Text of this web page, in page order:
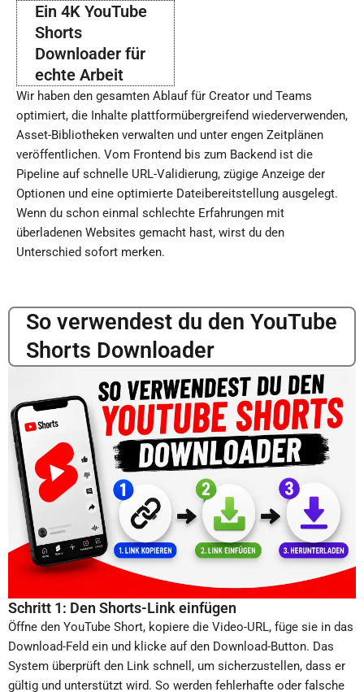
Ein 4K YouTube
Shorts
Downloader für
echte Arbeit
Wir haben den gesamten Ablauf für Creator und Teams
optimiert, die Inhalte plattformübergreifend wiederverwenden,
Asset-Bibliotheken verwalten und unter engen Zeitplänen
veröffentlichen. Vom Frontend bis zum Backend ist die
Pipeline auf schnelle URL-Validierung, zügige Anzeige der
Optionen und eine optimierte Dateibereitstellung ausgelegt.
Wenn du schon einmal schlechte Erfahrungen mit
überladenen Websites gemacht hast, wirst du den
Unterschied sofort merken.
So verwendest du den YouTube
Shorts Downloader
Schritt 1: Den Shorts-Link einfügen
Öffne den YouTube Short, kopiere die Video-URL, füge sie in das
Download-Feld ein und klicke auf den Download-Button. Das
System überprüft den Link schnell, um sicherzustellen, dass er
gültig und unterstützt wird. So werden fehlerhafte oder falsche